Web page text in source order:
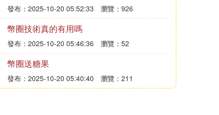
發布：2025-10-20 05:52:33 瀏覽：926
幣圈技術真的有用嗎
發布：2025-10-20 05:46:36 瀏覽：52
幣圈送糖果
發布：2025-10-20 05:40:40 瀏覽：211